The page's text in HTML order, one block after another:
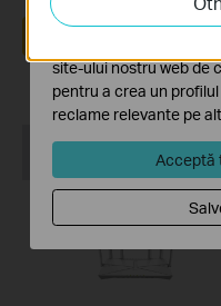
Recommend
funcționalitatea site-
site-ului nostru web de
pentru a crea un
reclame relevante pe
Acceptă